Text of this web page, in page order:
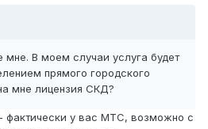
мне. В моем случаи услуга будет
прямого городского
мне лицензия СКД?
фактически у вас МТС, возможно с